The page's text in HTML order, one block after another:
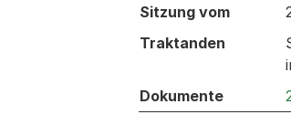
Behandelt an den
Sitzung vom
Traktanden
Dokumente